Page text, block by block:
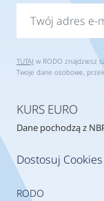
Dostosuj Cookies
RODO
TUTAJ w RODO znajdziesz
Twoje dane osobowe,
KURS EURO
Dane pochodzą z